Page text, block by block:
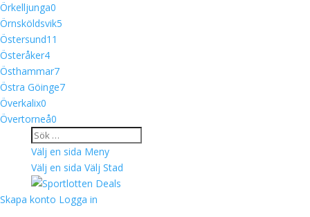
Örkelljunga0
Örnsköldsvik5
Östersund11
Österåker4
Östhammar7
Östra Göinge7
Överkalix0
Övertorneå0
Välj en sida Meny
Välj en sida Välj Stad
Skapa konto Logga in